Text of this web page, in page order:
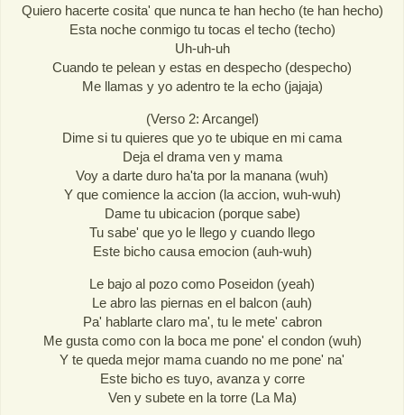
Quiero hacerte cosita' que nunca te han hecho (te han hecho)
Esta noche conmigo tu tocas el techo (techo)
Uh-uh-uh
Cuando te pelean y estas en despecho (despecho)
Me llamas y yo adentro te la echo (jajaja)
(Verso 2: Arcangel)
Dime si tu quieres que yo te ubique en mi cama
Deja el drama ven y mama
Voy a darte duro ha'ta por la manana (wuh)
Y que comience la accion (la accion, wuh-wuh)
Dame tu ubicacion (porque sabe)
Tu sabe' que yo le llego y cuando llego
Este bicho causa emocion (auh-wuh)
Le bajo al pozo como Poseidon (yeah)
Le abro las piernas en el balcon (auh)
Pa' hablarte claro ma', tu le mete' cabron
Me gusta como con la boca me pone' el condon (wuh)
Y te queda mejor mama cuando no me pone' na'
Este bicho es tuyo, avanza y corre
Ven y subete en la torre (La Ma)